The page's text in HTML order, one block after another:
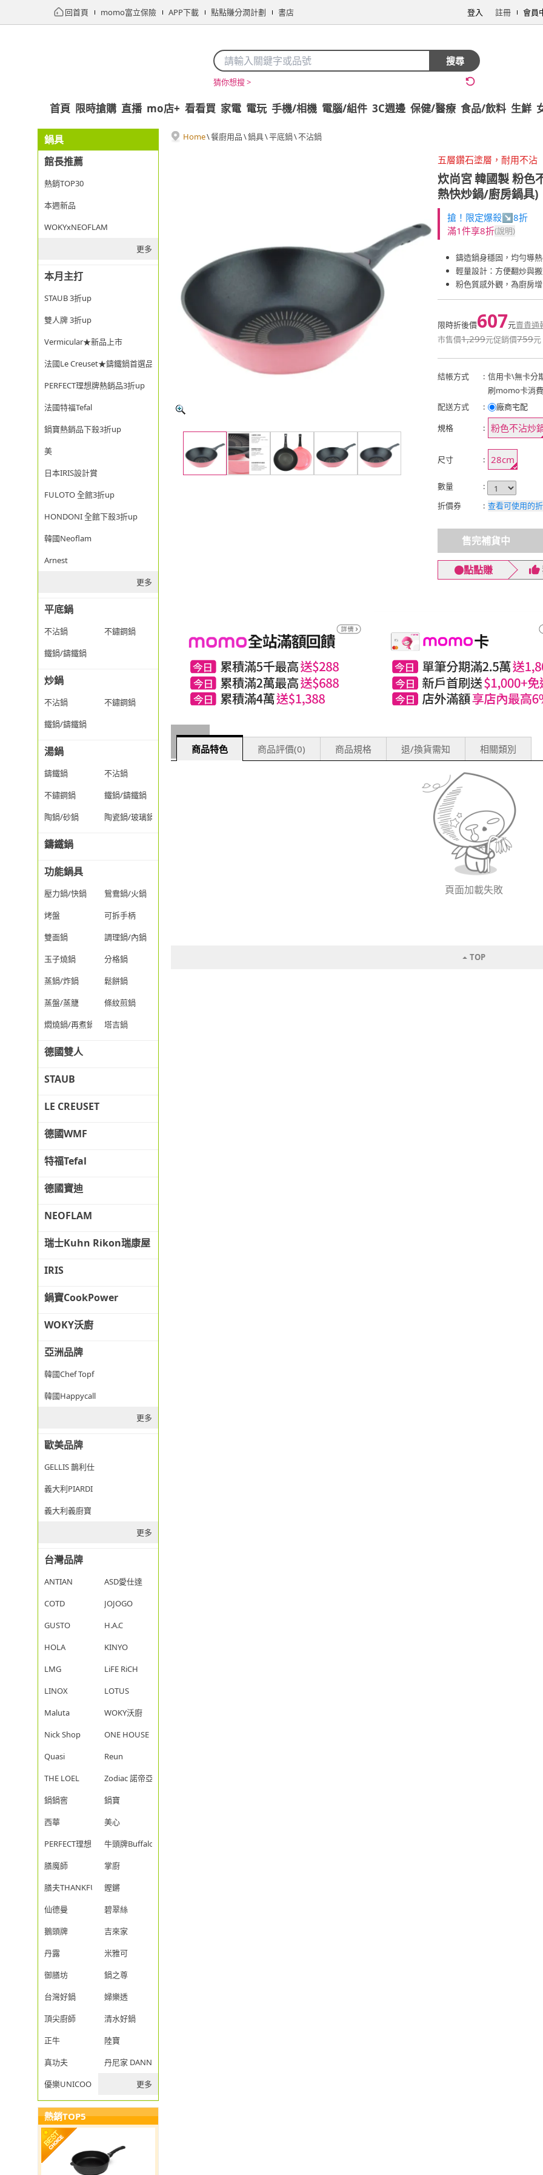
回首頁 momo富立保險 APP下載 點點賺分潤計劃 書店 登入 註冊 會員
搜尋
猜你想搜 >
首頁 限時搶購 直播 mo店+ 看看買 家電 電玩 手機/相機 電腦/組件 3C週邊 保健/醫療 食品/飲料 生鮮
鍋具
館長推薦
熱銷TOP30
本週新品
WOKYxNEOFLAM
更多
本月主打
STAUB 3折up
雙人牌 3折up
Vermicular★新品上市
法國Le Creuset★鑄鐵鍋首選品牌
PERFECT理想牌熱銷品3折up
法國特福Tefal
鍋寶熱銷品下殺3折up
美
日本IRIS設計賞
FULOTO 全館3折up
HONDONI 全館下殺3折up
韓國Neoflam
Arnest
更多
平底鍋
不沾鍋
不鏽鋼鍋
鐵鍋/鑄鐵鍋
炒鍋
不沾鍋
不鏽鋼鍋
鐵鍋/鑄鐵鍋
湯鍋
鑄鐵鍋
不沾鍋
不鏽鋼鍋
鐵鍋/鑄鐵鍋
陶鍋/砂鍋
陶瓷鍋/玻璃鍋/透明鍋
鑄鐵鍋
功能鍋具
壓力鍋/快鍋
鴛鴦鍋/火鍋
烤盤
可拆手柄
雙面鍋
調理鍋/內鍋
玉子燒鍋
分格鍋
蒸鍋/炸鍋
鬆餅鍋
蒸盤/蒸籠
條紋煎鍋
燜燒鍋/再煮鍋
塔吉鍋
德國雙人
STAUB
LE CREUSET
德國WMF
特福Tefal
德國寶迪
NEOFLAM
瑞士Kuhn Rikon瑞康屋
IRIS
鍋寶CookPower
WOKY沃廚
亞洲品牌
韓國Chef Topf
韓國Happycall
更多
歐美品牌
GELLIS 鵲利仕
義大利PIARDI
義大利義廚寶
更多
台灣品牌
ANTIAN
ASD愛仕達
COTD
JOJOGO
GUSTO
H.A.C
HOLA
KINYO
LMG
LiFE RiCH
LINOX
LOTUS
Maluta
WOKY沃廚
Nick Shop
ONE HOUSE
Quasi
Reun
THE LOEL
Zodiac 諾帝亞
鍋鍋窖
鍋寶
西華
美心
PERFECT理想
牛頭牌Buffalo
膳魔師
掌廚
膳夫THANKFUL
鏗鏘
仙德曼
碧翠絲
鵝頭牌
吉來家
丹露
米雅可
御膳坊
鍋之尊
台灣好鍋
婦樂透
頂尖廚師
清水好鍋
正牛
陸寶
真功夫
丹尼家 DANNY JIA
優樂UNICOOK
更多
熱銷TOP5
Home\餐廚用品\鍋具\平底鍋\不沾鍋
五層鑽石塗層，耐用不沾
炊尚宮韓國製 粉色
熱快炒鍋/廚房鍋具)
搶！限定爆殺↘8折
滿1件享8折(說明)
鑄造鍋身穩固，均勻導熱
輕量設計：方便翻炒與
粉色質感外觀，為廚房
限時折後價607元賣貴通
市售價1,299元促銷價759元
結帳方式 : 信用卡\無卡分
刷momo卡消
配送方式
:
廠商宅配
規格
: 粉色不沾炒
尺寸 : 28cm
數量
:
折價券
: 查看可使用的
售完補貨中
點點賺
商品特色 商品評價(0) 商品規格 退/換貨需知 相關類別
頁面加載失敗
TOP